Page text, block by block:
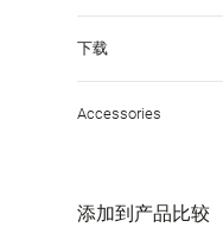
下载
Accessories
添加到产品比较